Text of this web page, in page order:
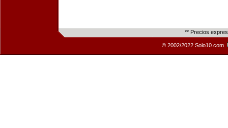
** Precios
© 2002/2022 Solo10.com